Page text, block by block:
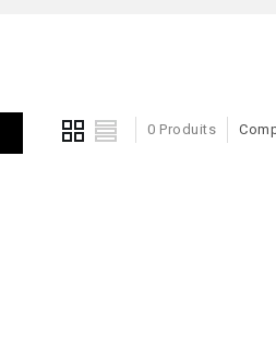
0 Produits